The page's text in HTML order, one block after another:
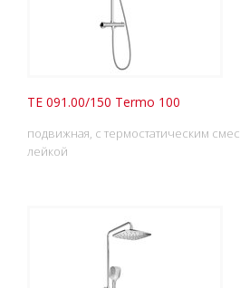
TE 091.00/150 Termo 100
подвижная, с термостатическим
лейкой